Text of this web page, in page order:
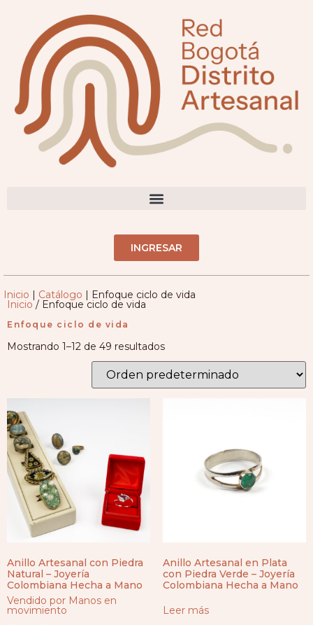
INGRESAR
Inicio | Catálogo | Enfoque ciclo de vida
Inicio/ Enfoque ciclo de vida
Enfoque ciclo de vida
Mostrando 1–12 de 49 resultados
Anillo Artesanal con Piedra
Natural – Joyería
Colombiana Hecha a Mano
Vendido por Manos en
movimiento
Anillo Artesanal en Plata
con Piedra Verde – Joyería
Colombiana Hecha a Mano
Leer más